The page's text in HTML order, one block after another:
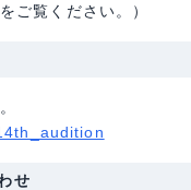
ご覧ください。）
せ